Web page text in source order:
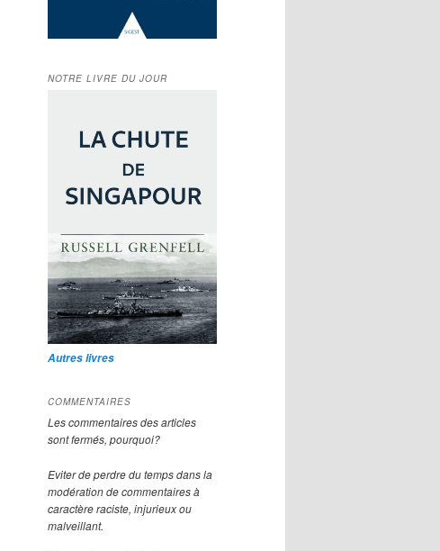
NOTRE LIVRE DU JOUR
Autres livres
COMMENTAIRES
Les commentaires des articles
sont fermés, pourquoi?
Eviter de perdre du temps dans la
modération de commentaires à
caractère raciste, injurieux ou
malveillant.